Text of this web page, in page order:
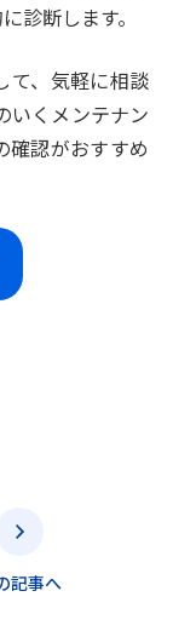
診断します。
て、気軽に相談
いくメンテナン
確認がおすすめ
記事へ